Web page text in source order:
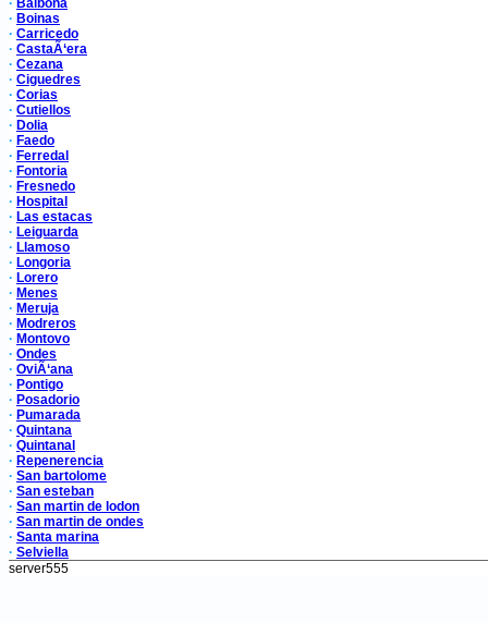
· Balbona
· Boinas
· Carricedo
· CastaÃ‘era
· Cezana
· Ciguedres
· Corias
· Cutiellos
· Dolia
· Faedo
· Ferredal
· Fontoria
· Fresnedo
· Hospital
· Las estacas
· Leiguarda
· Llamoso
· Longoria
· Lorero
· Menes
· Meruja
· Modreros
· Montovo
· Ondes
· OviÃ‘ana
· Pontigo
· Posadorio
· Pumarada
· Quintana
· Quintanal
· Repenerencia
· San bartolome
· San esteban
· San martin de lodon
· San martin de ondes
· Santa marina
· Selviella
server555